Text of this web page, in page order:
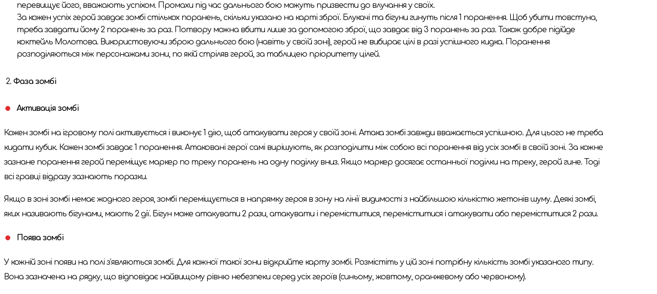
перевищує його, вважають успіхом. Промахи під час дальнього бою можуть призвести до влучання у своїх.
За кожен успіх герой завдає зомбі стількох поранень, скільки указано на карті зброї. Блукачі та бігуни гинуть після 1 поранення. Щоб убити товстуна,
треба завдати йому 2 поранень за раз. Потвору можна вбити лише за допомогою зброї, що завдає від 3 поранень за раз. Також добре підійде
коктейль Молотова. Використовуючи зброю дальнього бою (навіть у своїй зоні), герой не вибирає цілі в разі успішного кидка. Поранення
розподіляються між персонажами зони, по якій стріляв герой, за таблицею пріоритету цілей.
Фаза зомбі
Активація зомбі
Кожен зомбі на ігровому полі активується і виконує 1 дію, щоб атакувати героя у своїй зоні. Атака зомбі завжди вважається успішною. Для цього не треба
кидати кубик. Кожен зомбі завдає 1 поранення. Атаковані герої самі вирішують, як розподілити між собою всі поранення від усіх зомбі в своїй зоні. За кожне
зазнане поранення герой переміщує маркер по треку поранень на одну поділку вниз. Якщо маркер досягає останньої поділки на треку, герой гине. Тоді
всі гравці відразу зазнають поразки.
Якщо в зоні зомбі немає жодного героя, зомбі переміщується в напрямку героя в зону на лінії видимості з найбільшою кількістю жетонів шуму. Деякі зомбі,
яких називають бігунами, мають 2 дії. Бігун може атакувати 2 рази, атакувати і переміститися, переміститися і атакувати або переміститися 2 рази.
Поява зомбі
У кожній зоні появи на полі з’являються зомбі. Для кожної такої зони відкрийте карту зомбі. Розмістіть у цій зоні потрібну кількість зомбі указаного типу.
Вона зазначена на рядку, що відповідає найвищому рівню небезпеки серед усіх героїв (синьому, жовтому, оранжевому або червоному).